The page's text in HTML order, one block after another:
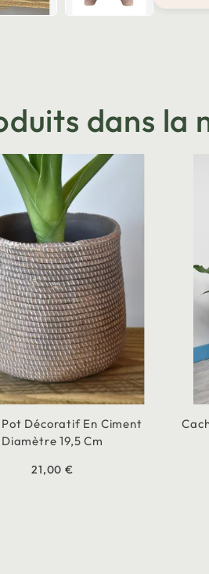
dans la
Pot Décoratif En Ciment
Diamètre 19,5 Cm
21,00 €